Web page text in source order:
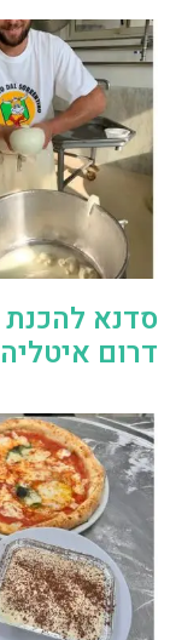
סדנא להכנת
דרום איטליה